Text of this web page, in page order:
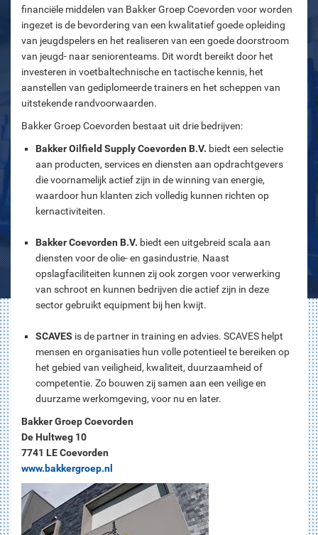
financiële middelen van Bakker Groep Coevorden voor worden
ingezet is de bevordering van een kwalitatief goede opleiding
van jeugdspelers en het realiseren van een goede doorstroom
van jeugd- naar seniorenteams. Dit wordt bereikt door het
investeren in voetbaltechnische en tactische kennis, het
aanstellen van gediplomeerde trainers en het scheppen van
uitstekende randvoorwaarden.
Bakker Groep Coevorden bestaat uit drie bedrijven:
Bakker Oilfield Supply Coevorden B.V. biedt een selectie
aan producten, services en diensten aan opdrachtgevers
die voornamelijk actief zijn in de winning van energie,
waardoor hun klanten zich volledig kunnen richten op
kernactiviteiten.
Bakker Coevorden B.V. biedt een uitgebreid scala aan
diensten voor de olie- en gasindustrie. Naast
opslagfaciliteiten kunnen zij ook zorgen voor verwerking
van schroot en kunnen bedrijven die actief zijn in deze
sector gebruikt equipment bij hen kwijt.
SCAVES is de partner in training en advies. SCAVES helpt
mensen en organisaties hun volle potentieel te bereiken op
het gebied van veiligheid, kwaliteit, duurzaamheid of
competentie. Zo bouwen zij samen aan een veilige en
duurzame werkomgeving, voor nu en later.
Bakker Groep Coevorden
De Hultweg 10
7741 LE Coevorden
www.bakkergroep.nl